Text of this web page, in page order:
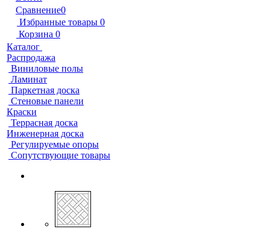
Сравнение0
Избранные товары 0
Корзина 0
Каталог
Распродажа
Виниловые полы
Ламинат
Паркетная доска
Стеновые панели
Краски
Террасная доска
Инженерная доска
Регулируемые опоры
Сопутствующие товары